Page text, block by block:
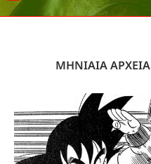
ΜΗΝΙΑΊΑ ΑΡΧΕΊΑ